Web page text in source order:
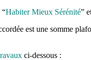
“Habiter Mieux Sérénité”
est une somme
ci-dessous :